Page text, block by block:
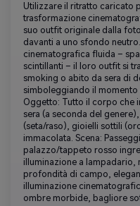
Utilizzare il ritratto caricato
trasformazione
suo outfit originale dalla
davanti a uno sfondo
cinematografica fluida –
scintillanti – il loro outfit si
smoking o abito da sera di
simboleggiando il momento
Oggetto: Tutto il corpo che
sera (a seconda del
(seta/raso), gioielli sottili
immacolata. Scena:
palazzo/tappeto rosso
illuminazione a
profondità di campo,
illuminazione
ombre morbide, bagliore